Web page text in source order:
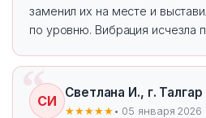
заменил их на месте и
по уровню. Вибрация исчезла
СИ
Светлана И., г. Талгар
★★★★★ • 05 января 2026